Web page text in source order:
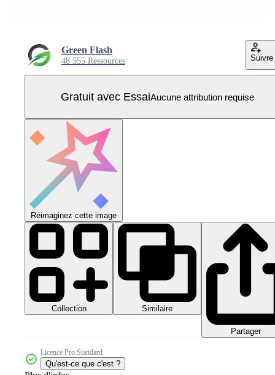
Green Flash
48 555 Ressources Suivre
Gratuit avec EssaiAucune attribution requise
Réimaginez cette image
Collection Similaire
Partager
Licence Pro Standard
Qu'est-ce que c'est ?